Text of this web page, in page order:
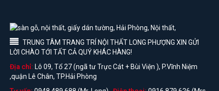
TRUNG TÂM TRANG TRÍ NỘI THẤT LONG PHƯỢNG XIN GỬI
LỜI CHÀO TỚI TẤT CẢ QUÝ KHÁC HÀNG!
Địa chỉ: Lô 09, Tổ 27 (ngã tư Trực Cát + Bùi Viện ), P.Vĩnh Niệm
,quận Lê Chân, TP.Hải Phòng